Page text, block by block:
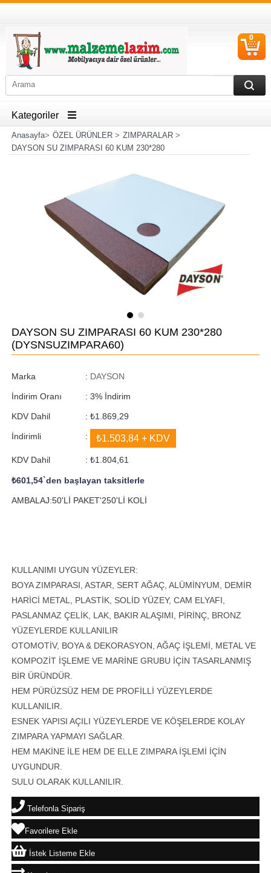
0
Kategoriler
Anasayfa> ÖZEL ÜRÜNLER> ZIMPARALAR>
DAYSON SU ZIMPARASI 60 KUM 230*280
DAYSON SU ZIMPARASI 60 KUM 230*280
(DYSNSUZIMPARA60)
Marka : DAYSON
İndirim Oranı : %
3 İndirim
KDV Dahil : ₺1.869,29
İndirimli : ₺1.503,84+ KDV
KDV Dahil : ₺1.804,61
₺601,54`den başlayan taksitlerle
AMBALAJ:50'Lİ PAKET'250'Lİ KOLİ
KULLANIMI UYGUN YÜZEYLER:
BOYA ZIMPARASI, ASTAR, SERT AĞAÇ, ALÜMİNYUM, DEMİR
HARİCİ METAL, PLASTİK, SOLİD YÜZEY, CAM ELYAFI,
PASLANMAZ ÇELİK, LAK, BAKIR ALAŞIMI, PİRİNÇ, BRONZ
YÜZEYLERDE KULLANILIR
OTOMOTİV, BOYA & DEKORASYON, AĞAÇ İŞLEMİ, METAL VE
KOMPOZİT İŞLEME VE MARİNE GRUBU İÇİN TASARLANMIŞ
BİR ÜRÜNDÜR.
HEM PÜRÜZSÜZ HEM DE PROFİLLİ YÜZEYLERDE
KULLANILIR.
ESNEK YAPISI AÇILI YÜZEYLERDE VE KÖŞELERDE KOLAY
ZIMPARA YAPMAYI SAĞLAR.
HEM MAKİNE İLE HEM DE ELLE ZIMPARA İŞLEMİ İÇİN
UYGUNDUR.
SULU OLARAK KULLANILIR.
Telefonla Sipariş
Favorilere Ekle
İstek Listeme Ekle